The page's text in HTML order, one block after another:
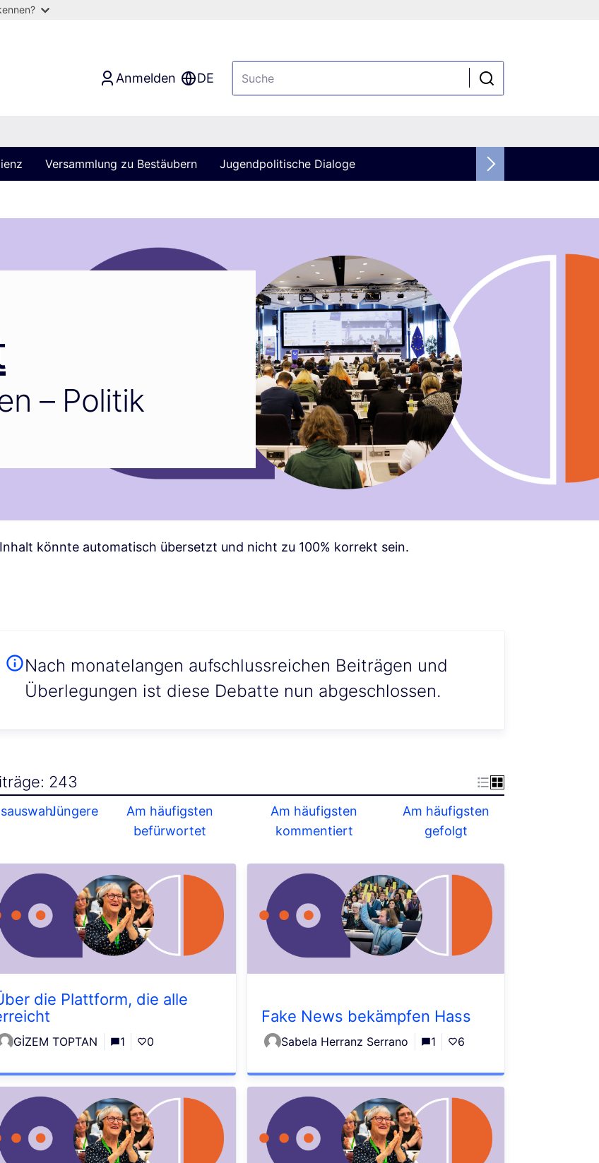
Anmelden DE
Versammlung zu Bestäubern Jugendpolitische Dialoge
– Politik
Inhalt könnte automatisch übersetzt und nicht zu 100% korrekt sein.
Nach monatelangen aufschlussreichen Beiträgen und
Überlegungen ist diese Debatte nun abgeschlossen.
243
Jüngere
Am häufigsten
befürwortet
Am häufigsten
kommentiert
Am häufigsten
gefolgt
die Plattform, die alle
GİZEM TOPTAN 1 0
Fake News bekämpfen Hass
Sabela Herranz Serrano 1 6